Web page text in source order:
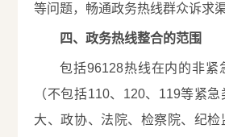
等问题，畅通政务热线群众诉求渠
四、政务热线整合的范围
包括96128热线在内的非紧
（不包括110、120、119等紧
大、政协、法院、检察院、纪